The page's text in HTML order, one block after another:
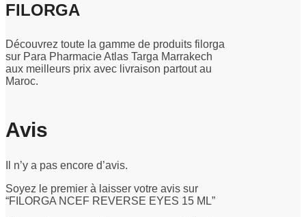
FILORGA
Découvrez toute la gamme de produits filorga
sur Para Pharmacie Atlas Targa Marrakech
aux meilleurs prix avec livraison partout au
Maroc.
Avis
Il n’y a pas encore d’avis.
Soyez le premier à laisser votre avis sur
“FILORGA NCEF REVERSE EYES 15 ML”